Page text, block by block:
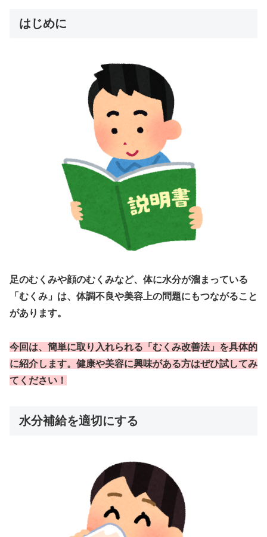
はじめに
足のむくみや顔のむくみなど、体に水分が溜まっている
「むくみ」は、体調不良や美容上の問題にもつながること
があります。
今回は、簡単に取り入れられる「むくみ改善法」を具体的
に紹介します。健康や美容に興味がある方はぜひ試してみ
てください！
水分補給を適切にする